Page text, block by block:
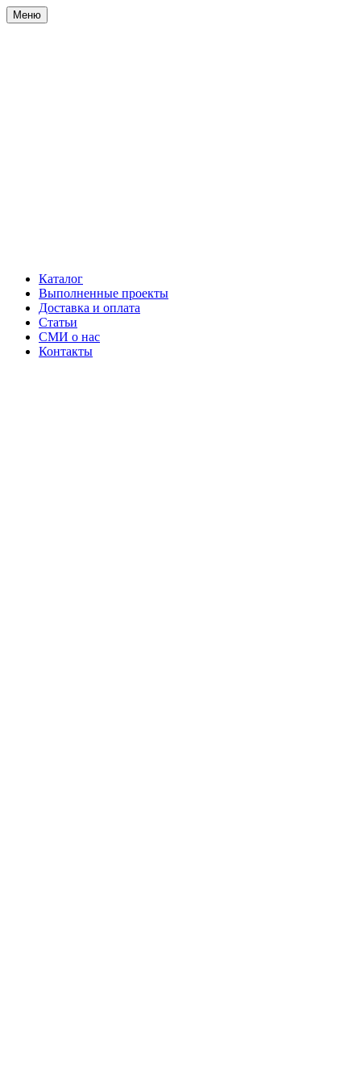
Меню
Каталог
Выполненные проекты
Доставка и оплата
Статьи
СМИ о нас
Контакты